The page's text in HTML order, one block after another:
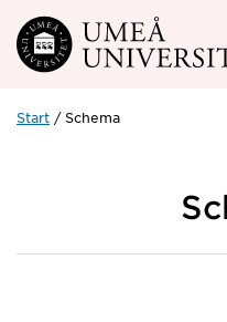
Hoppa direkt till
Start Schema